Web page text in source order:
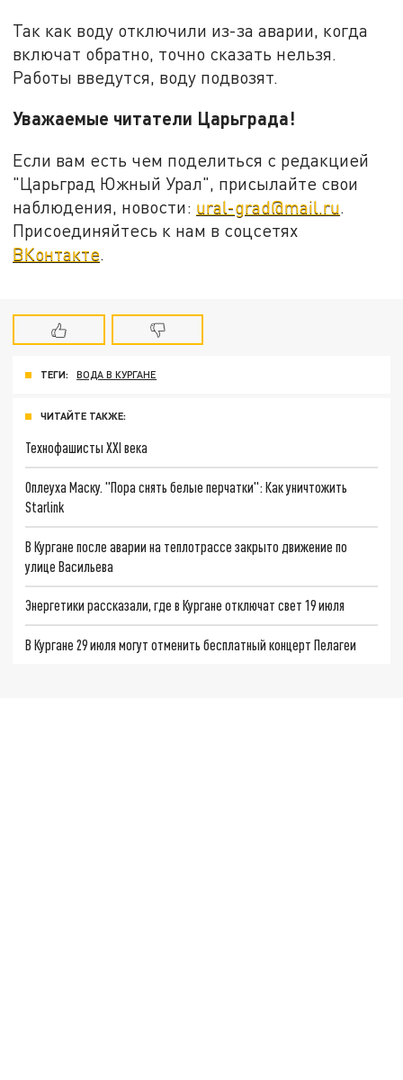
Так как воду отключили из-за аварии, когда
включат обратно, точно сказать нельзя.
Работы введутся, воду подвозят.
Уважаемые читатели Царьграда!
Если вам есть чем поделиться с редакцией
"Царьград Южный Урал", присылайте свои
наблюдения, новости: ural-grad@mail.ru.
Присоединяйтесь к нам в соцсетях
ВКонтакте.
ТЕГИ: ВОДА В КУРГАНЕ
ЧИТАЙТЕ ТАКЖЕ:
Технофашисты XXI века
Оплеуха Маску. "Пора снять белые перчатки": Как уничтожить
Starlink
В Кургане после аварии на теплотрассе закрыто движение по
улице Васильева
Энергетики рассказали, где в Кургане отключат свет 19 июля
В Кургане 29 июля могут отменить бесплатный концерт Пелагеи